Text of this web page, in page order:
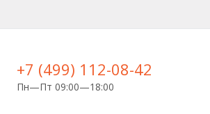
+7 (499) 112-08-42
Пн—Пт 09:00—18:00